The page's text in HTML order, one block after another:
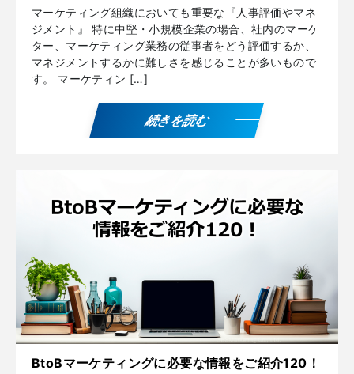
マーケティング組織においても重要な『人事評価やマネ
ジメント』 特に中堅・小規模企業の場合、社内のマーケ
ター、マーケティング業務の従事者をどう評価するか、
マネジメントするかに難しさを感じることが多いもので
す。 マーケティン […]
続きを読む
BtoBマーケティングに必要な情報をご紹介120！